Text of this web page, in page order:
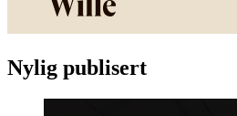
Nylig publisert